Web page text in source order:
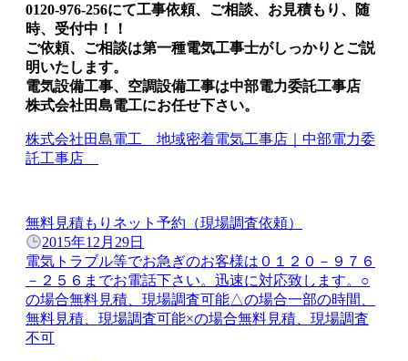
0120-976-256にて工事依頼、ご相談、お見積もり、随
時、受付中！！
ご依頼、ご相談は第一種電気工事士がしっかりとご説
明いたします。
電気設備工事、空調設備工事は中部電力委託工事店
株式会社田島電工にお任せ下さい。
株式会社田島電工 地域密着電気工事店｜中部電力委
託工事店
無料見積もりネット予約（現場調査依頼）
2015年12月29日
電気トラブル等でお急ぎのお客様は０１２０－９７６
－２５６までお電話下さい。迅速に対応致します。○
の場合無料見積、現場調査可能△の場合一部の時間、
無料見積、現場調査可能×の場合無料見積、現場調査
不可